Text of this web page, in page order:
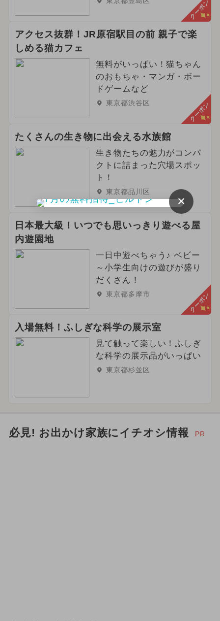
クーポン
アクセス抜群！JR原宿駅目の前 親子で楽
しめる猫カフェ
無料がいっぱい！猫ちゃん
のおもちゃ・マンガ・ボー
ドゲームなど
東京都渋谷区 クーポン
たくさんの生き物に出会える水族館
生き物たちの魅力がコンパ
クトに詰まった穴場スポッ
ト！
東京都品川区
日本最大級！いつでも思いっきり遊べる屋
内遊園地
一日中遊べちゃう♪ ベビー
～小学生向けの遊びが盛り
だくさん！
東京都多摩市 クーポン
入場無料！ふしぎな科学の展示室
見て触って楽しい！ふしぎ
な科学の展示品がいっぱい
東京都杉並区
必見! お出かけ家族にイチオシ情報 PR
×